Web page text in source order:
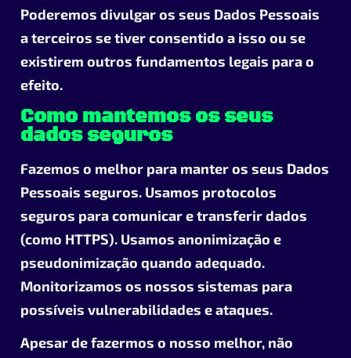
Poderemos divulgar os seus Dados Pessoais
a terceiros se tiver consentido a isso ou se
existirem outros fundamentos legais para o
efeito.
Como mantemos os seus
dados seguros
Fazemos o melhor para manter os seus Dados
Pessoais seguros. Usamos protocolos
seguros para comunicar e transferir dados
(como HTTPS). Usamos anonimização e
pseudonimização quando adequado.
Monitorizamos os nossos sistemas para
possíveis vulnerabilidades e ataques.
Apesar de fazermos o nosso melhor, não